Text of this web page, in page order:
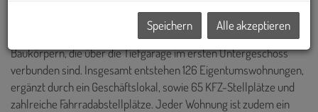
Der Gebäudekomplex besteht aus zwei trapezförmigen
Baukörpern, die über die Tiefgarage im ersten Untergeschoss
verbunden sind. Insgesamt entstehen 126 Eigentumswohnungen,
ergänzt durch ein Geschäftslokal, sowie 65 KFZ-Stellplätze und
zahlreiche Fahrradabstellplätze. Jeder Wohnung ist zudem ein
Speichern Alle akzeptieren